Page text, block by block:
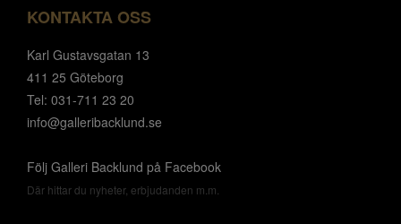
KONTAKTA OSS
Karl Gustavsgatan 13
411 25 Göteborg
Tel: 031-711 23 20
info@galleribacklund.se
Följ Galleri Backlund på Facebook
Där hittar du nyheter, erbjudanden m.m.